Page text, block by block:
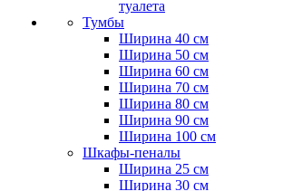
туалета
Тумбы
Ширина 40 см
Ширина 50 см
Ширина 60 см
Ширина 70 см
Ширина 80 см
Ширина 90 см
Ширина 100 см
Шкафы-пеналы
Ширина 25 см
Ширина 30 см